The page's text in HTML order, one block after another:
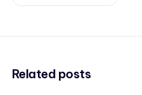
Related posts